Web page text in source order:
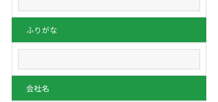
ふりがな
会社名